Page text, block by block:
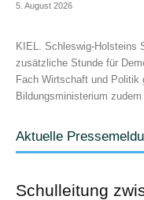
5. August 2026
KIEL. Schleswig-Holsteins
zusätzliche Stunde für
Fach Wirtschaft und Politik
Bildungsministerium
Aktuelle
Schulleitung